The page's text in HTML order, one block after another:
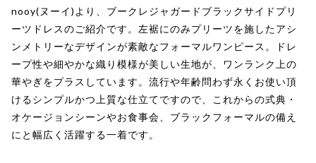
nooy(ヌーイ)より、ブークレジャガードブラックサイドプリ
ーツドレスのご紹介です。左裾にのみプリーツを施したアシ
ンメトリーなデザインが素敵なフォーマルワンピース。ドレ
ープ性や細やかな織り模様が美しい生地が、ワンランク上の
華やぎをプラスしています。流行や年齢問わず永くお使い頂
けるシンプルかつ上質な仕立てですので、これからの式典・
オケージョンシーンやお食事会、ブラックフォーマルの備え
にと幅広く活躍する一着です。